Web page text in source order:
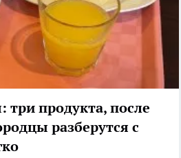
три продукта, после
разберутся с